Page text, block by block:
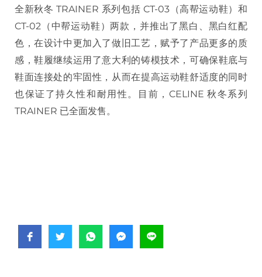
全新秋冬 TRAINER 系列包括 CT-03（高帮运动鞋）和
CT-02（中帮运动鞋）两款，并推出了黑白、黑白红配
色，在设计中更加入了做旧工艺，赋予了产品更多的质
感，鞋履继续运用了意大利的铸模技术，可确保鞋底与
鞋面连接处的牢固性，从而在提高运动鞋舒适度的同时
也保证了持久性和耐用性。目前，CELINE 秋冬系列
TRAINER 已全面发售。